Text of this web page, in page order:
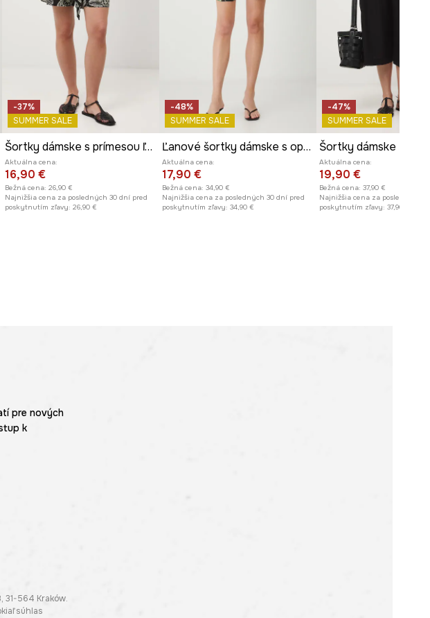
Výška sedu
Šírka v bokoch
Pozrite si rozmery produktu
-37%
SUMMER SALE
Šortky dámske s prímesou ľanu
Aktuálna cena:
16,90 €
Bežná cena: 26,90 €
Najnižšia cena za posledných 30 dní pred
poskytnutím zľavy: 26,90 €
-48%
SUMMER SALE
Ľanové šortky dámske s opaskom vzorovaná čierna farba
Aktuálna cena:
17,90 €
Bežná cena: 34,90 €
Najnižšia cena za posledných 30 dní pred
poskytnutím zľavy: 34,90 €
-47%
SUMMER SALE
Aktuálna cena:
19,90 €
Bežná cena: 37,90 €
Najnižšia cena za posledných
poskytnutím zľavy: 37,90 €
pre nových
k
31-564 Kraków.
súhlas